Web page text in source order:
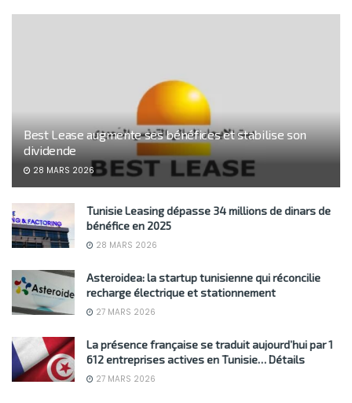
Best Lease augmente ses bénéfices et stabilise son
dividende
28 MARS 2026
Tunisie Leasing dépasse 34 millions de dinars de
bénéfice en 2025
28 MARS 2026
Asteroidea: la startup tunisienne qui réconcilie
recharge électrique et stationnement
27 MARS 2026
La présence française se traduit aujourd’hui par 1
612 entreprises actives en Tunisie… Détails
27 MARS 2026